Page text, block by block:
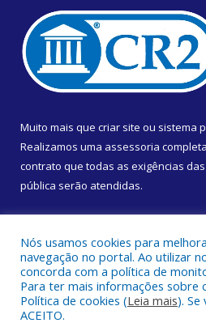
Muito mais que criar site ou sistema
Realizamos uma assessoria
contrato que todas as exigências das
pública serão atendidas.
Todos os direitos reservados a
Nós usamos cookies para
navegação no portal. Ao utilizar
concorda com a política de
Para ter mais informações sobre
Política de cookies (Leia mais).
ACEITO.